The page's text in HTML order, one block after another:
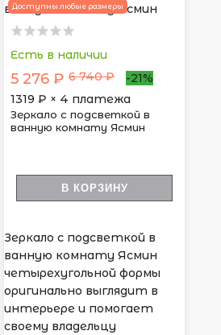
Доступны любые размеры
Есть в наличии
5 276 ₽ 6 740 ₽
-21%
1319 ₽ × 4 платежа
Зеркало с подсветкой в
ванную комнату Ясмин
В КОРЗИНУ
Зеркало с подсветкой в
ванную комнату Ясмин
четырехугольной формы
оригинально выглядит в
интерьере и помогает
своему владельцу